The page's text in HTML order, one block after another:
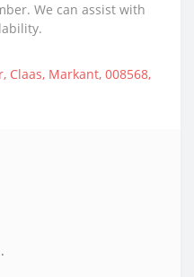
We can assist with
, Claas, Markant, 008568,